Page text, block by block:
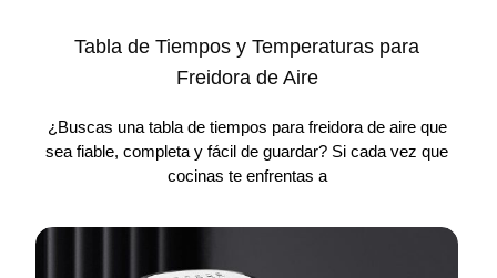
Tabla de Tiempos y Temperaturas para
Freidora de Aire
¿Buscas una tabla de tiempos para freidora de aire que
sea fiable, completa y fácil de guardar? Si cada vez que
cocinas te enfrentas a